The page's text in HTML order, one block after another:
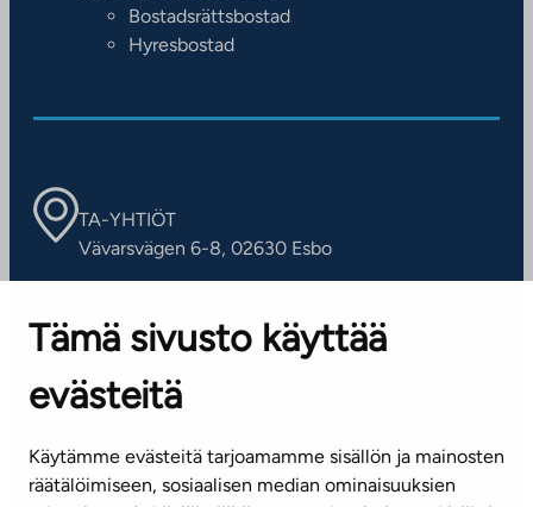
Tämä sivusto käyttää
evästeitä
Käytämme evästeitä tarjoamamme sisällön ja mainosten
räätälöimiseen, sosiaalisen median ominaisuuksien
Bostadsrättsbostad
Hyresbostad
TA-YHTIÖT
Vävarsvägen 6-8, 02630 Esbo
Kontaktinformation
KUNDSERVICE
(vardagar kl. 8–16)